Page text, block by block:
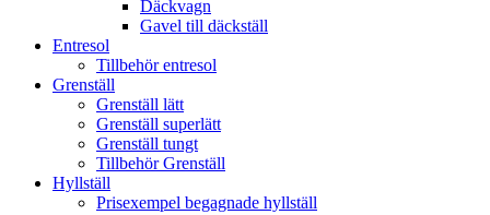
Däckvagn
Gavel till däckställ
Entresol
Tillbehör entresol
Grenställ
Grenställ lätt
Grenställ superlätt
Grenställ tungt
Tillbehör Grenställ
Hyllställ
Prisexempel begagnade hyllställ